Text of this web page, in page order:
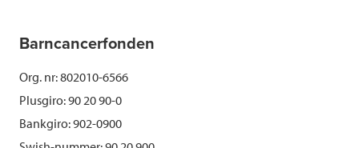
Barncancerfonden
Org. nr: 802010-6566
Plusgiro: 90 20 90-0
Bankgiro: 902-0900